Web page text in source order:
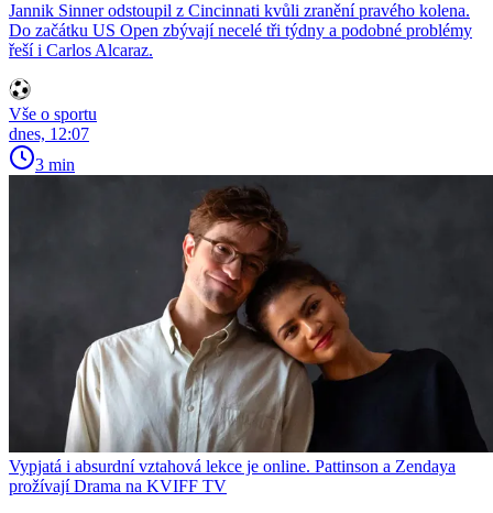
Jannik Sinner odstoupil z Cincinnati kvůli zranění pravého kolena.
Do začátku US Open zbývají necelé tři týdny a podobné problémy
řeší i Carlos Alcaraz.
Vše o sportu
dnes, 12:07
3 min
Vypjatá i absurdní vztahová lekce je online. Pattinson a Zendaya
prožívají Drama na KVIFF TV